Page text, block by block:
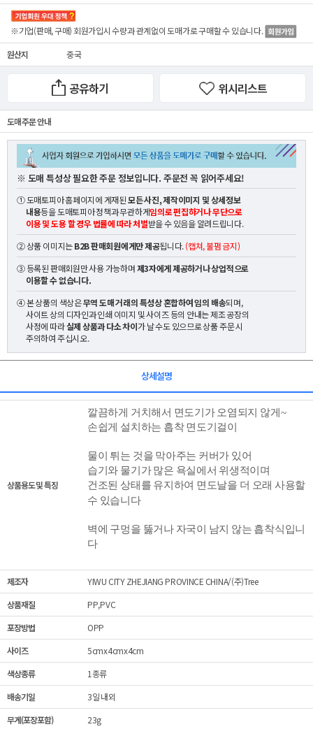
※기업(판매, 구매) 회원가입시 수량과 관계없이도매가로 구매할 수 있습니다.
원산지 중국
공유하기 위시리스트
도매 주문 안내
※ 도매 특성상 필요한 주문 정보입니다. 주문전 꼭 읽어주세요!
① 도매토피아 홈페이지에 게재된모든 사진, 제작이미지 및 상세정보
내용등을 도매토피아 정책과 무관하게임의로 편집하거나 무단으로
이용 및 도용 할 경우 법률에 따라 처벌받을 수 있음을 알려드립니다.
② 상품 이미지는B2B 판매회원에게만 제공됩니다.(캡쳐, 불펌 금지)
③ 등록된 판매회원만 사용 가능하며제3자에게 제공하거나 상업적으로
이용할 수 없습니다.
④ 본 상품의 색상은무역 도매 거래의 특성상 혼합하여 임의 배송되며,
사이트 상의 디자인과 인쇄 이미지 및 사이즈 등의 안내는 제조 공장의
사정에 따라실제 상품과 다소 차이가 날 수도 있으므로 상품 주문 시
주의하여 주십시오.
상세설명
상품용도 및 특징
깔끔하게 거치해서 면도기가 오염되지 않게~
손쉽게 설치하는 흡착 면도기걸이
물이 튀는 것을 막아주는 커버가 있어
습기와 물기가 많은 욕실에서 위생적이며
건조된 상태를 유지하여 면도날을 더 오래 사용할
수 있습니다
벽에 구멍을 뚫거나 자국이 남지 않는 흡착식입니
다
제조자
YIWU CITY ZHEJIANG PROVINCE CHINA/(주)Tree
상품재질
PP,PVC
포장방법
OPP
사이즈
5cmx4cmx4cm
색상종류
1종류
배송기일
3일 내외
무게(포장포함)
23g